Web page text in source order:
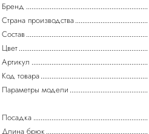
Бренд
Страна производства
Состав
Цвет
Артикул
Код товара
Параметры модели
Посадка
Длина брюк